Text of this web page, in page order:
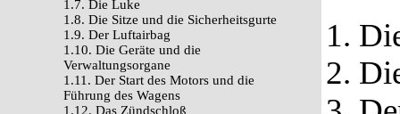
1.7. Die Luke
1.8. Die Sitze und die Sicherheitsgurte
1.9. Der Luftairbag
1.10. Die Geräte und die
Verwaltungsorgane
1.11. Der Start des Motors und die
Führung des Wagens
1.12. Das Zündschloß
1.
2.